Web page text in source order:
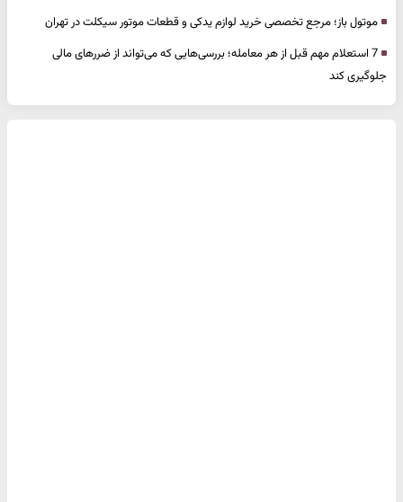
موتول باز؛ مرجع تخصصی خرید لوازم یدکی و قطعات موتور سیکلت در تهران
7 استعلام مهم قبل از هر معامله؛ بررسی‌هایی که می‌تواند از ضررهای مالی
جلوگیری کند